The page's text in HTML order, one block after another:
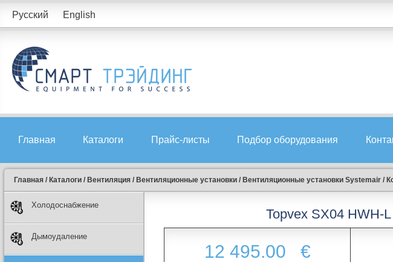
Русский English
Главная Каталоги Прайс-листы Подбор оборудования
Главная / Каталоги / Вентиляция / Вентиляционные установки / Вентиляционные установки Systemair /
Холодоснабжение
Дымоудаление
Topvex SX04 HWH-
12 495.00 €